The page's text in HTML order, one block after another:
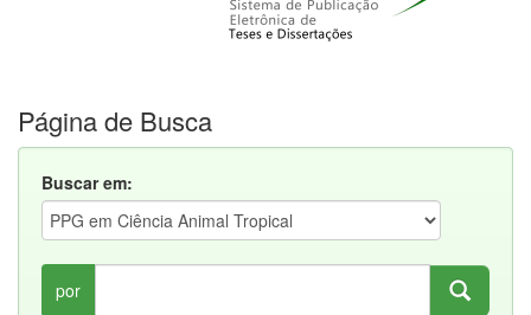
Página de Busca
Buscar em:
por